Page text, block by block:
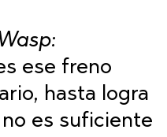
ese freno
hasta logra
no es suficiente